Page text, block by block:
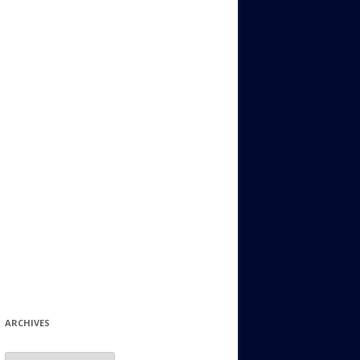
ARCHIVES
Archives